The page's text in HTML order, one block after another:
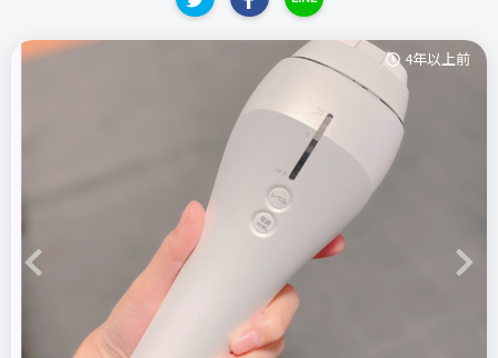
Previous Next
4年以上前